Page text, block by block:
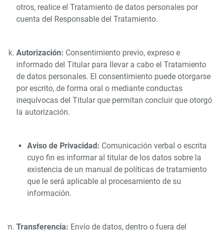
otros, realice el Tratamiento de datos personales por
cuenta del Responsable del Tratamiento.
Autorización: Consentimiento previo, expreso e
informado del Titular para llevar a cabo el Tratamiento
de datos personales. El consentimiento puede otorgarse
por escrito, de forma oral o mediante conductas
inequívocas del Titular que permitan concluir que otorgó
la autorización.
Aviso de Privacidad: Comunicación verbal o escrita
cuyo fin es informar al titular de los datos sobre la
existencia de un manual de políticas de tratamiento
que le será aplicable al procesamiento de su
información.
Transferencia: Envío de datos, dentro o fuera del